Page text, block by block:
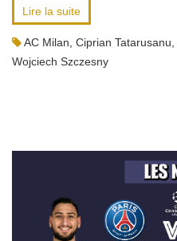
Lire la suite
AC Milan Ciprian Tatarusanu
Wojciech Szczesny